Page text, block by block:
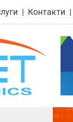
Контакти